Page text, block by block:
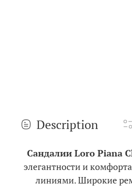
Description
Сандалии Loro Piana
элегантности и
линиями. Широкие